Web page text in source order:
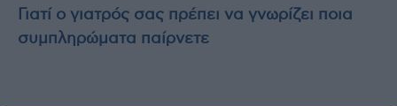
Γιατί ο γιατρός σας πρέπει να γνωρίζει ποια
συμπληρώματα παίρνετε